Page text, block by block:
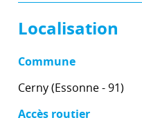
Localisation
Commune
Cerny (Essonne - 91)
Accès routier